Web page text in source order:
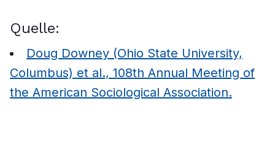
Quelle:
Doug Downey (Ohio State University,
Columbus) et al., 108th Annual Meeting of
the American Sociological Association.